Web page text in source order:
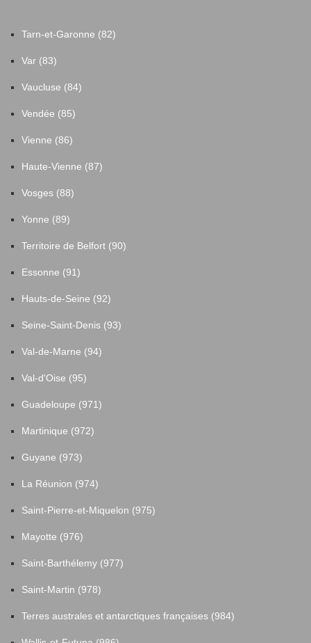
Tarn-et-Garonne (82)
Var (83)
Vaucluse (84)
Vendée (85)
Vienne (86)
Haute-Vienne (87)
Vosges (88)
Yonne (89)
Territoire de Belfort (90)
Essonne (91)
Hauts-de-Seine (92)
Seine-Saint-Denis (93)
Val-de-Marne (94)
Val-d'Oise (95)
Guadeloupe (971)
Martinique (972)
Guyane (973)
La Réunion (974)
Saint-Pierre-et-Miquelon (975)
Mayotte (976)
Saint-Barthélemy (977)
Saint-Martin (978)
Terres australes et antarctiques françaises (984)